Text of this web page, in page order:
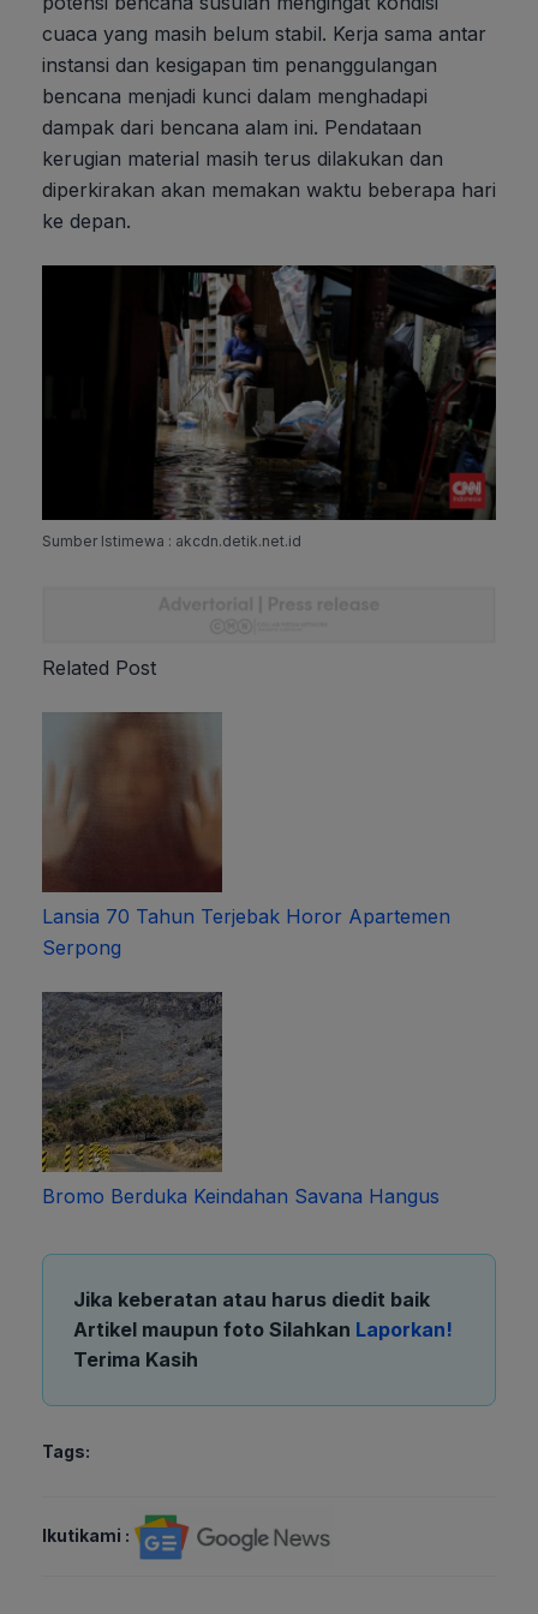
cuaca yang masih belum stabil. Kerja sama antar
instansi dan kesigapan tim penanggulangan
bencana menjadi kunci dalam menghadapi
dampak dari bencana alam ini. Pendataan
kerugian material masih terus dilakukan dan
diperkirakan akan memakan waktu beberapa hari
ke depan.
Sumber Istimewa : akcdn.detik.net.id
Related Post
Lansia 70 Tahun Terjebak Horor Apartemen
Serpong
Bromo Berduka Keindahan Savana Hangus
Jika keberatan atau harus diedit baik
Artikel maupun foto Silahkan Laporkan!
Terima Kasih
Tags:
Ikutikami :